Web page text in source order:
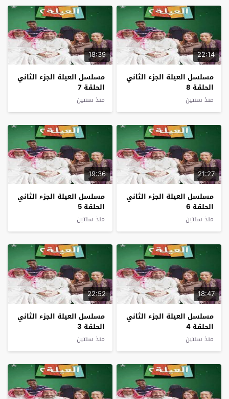
22:14
مسلسل العيلة الجزء الثاني
الحلقة 8
منذ سنتين
18:39
مسلسل العيلة الجزء الثاني
الحلقة 7
منذ سنتين
21:27
مسلسل العيلة الجزء الثاني
الحلقة 6
منذ سنتين
19:36
مسلسل العيلة الجزء الثاني
الحلقة 5
منذ سنتين
18:47
مسلسل العيلة الجزء الثاني
الحلقة 4
منذ سنتين
22:52
مسلسل العيلة الجزء الثاني
الحلقة 3
منذ سنتين